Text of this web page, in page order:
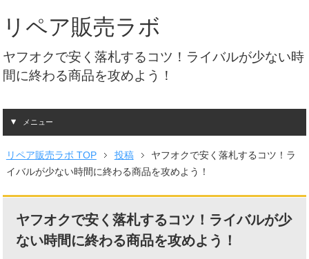
リペア販売ラボ
ヤフオクで安く落札するコツ！ライバルが少ない時
間に終わる商品を攻めよう！
メニュー
リペア販売ラボ TOP 投稿
ヤフオクで安く落札するコツ！ラ
イバルが少ない時間に終わる商品を攻めよう！
ヤフオクで安く落札するコツ！ライバルが少
ない時間に終わる商品を攻めよう！